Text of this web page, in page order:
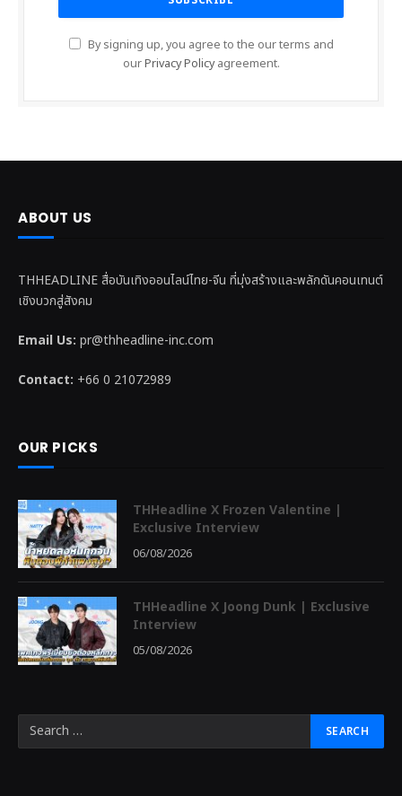
By signing up, you agree to the our terms and
ourPrivacy Policyagreement.
ABOUT US
THHEADLINE สื่อบันเทิงออนไลน์ไทย-จีน ที่มุ่งสร้างและพลักดันคอนเทนต์
เชิงบวกสู่สังคม
Email Us: pr@thheadline-inc.com
Contact: +66 0 21072989
OUR PICKS
THHeadline X Frozen Valentine |
Exclusive Interview
06/08/2026
THHeadline X Joong Dunk | Exclusive
Interview
05/08/2026